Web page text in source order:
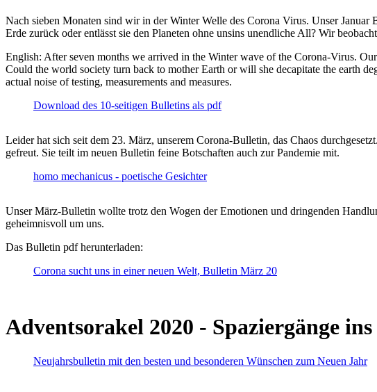
Nach sieben Monaten sind wir in der Winter Welle des Corona Virus. Unser
Erde zurück oder entlässt sie den Planeten ohne unsins unendliche All? Wir
English: After seven months we arrived in the Winter wave of the Corona-Virus.
Could the world society turn back to mother Earth or will she decapitate the earth
actual noise of testing, measurements and measures.
Download des 10-seitigen Bulletins als pdf
Leider hat sich seit dem 23. März, unserem Corona-Bulletin, das Chaos
gefreut. Sie teilt im neuen Bulletin feine Botschaften auch zur Pandemie mit.
homo mechanicus - poetische Gesichter
Unser März-Bulletin wollte trotz den Wogen der Emotionen und dringenden
geheimnisvoll um uns.
Das Bulletin pdf herunterladen:
Corona sucht uns in einer neuen Welt, Bulletin März 20
Adventsorakel 2020 - Spaziergänge
Neujahrsbulletin mit den besten und besonderen Wünschen zum Neuen Jahr